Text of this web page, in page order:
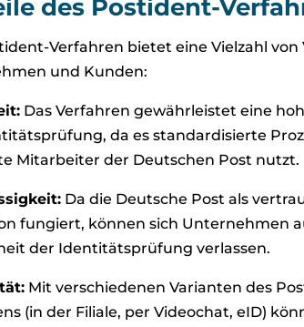
des Postident-
Verfahren bietet eine Vielzahl von
und Kunden:
Das Verfahren gewährleistet eine
da es standardisierte
Mitarbeiter der Deutschen Post nutzt.
Da die Deutsche Post als
fungiert, können sich Unternehmen
der Identitätsprüfung verlassen.
Mit verschiedenen Varianten des
(in der Filiale, per Videochat, eID)